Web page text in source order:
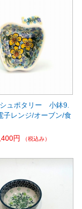
ュポタリー 小鉢9.
レンジ/オーブン/食
円
（税込み）